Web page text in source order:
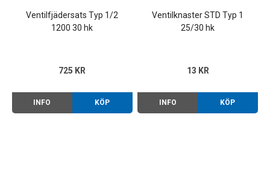
Ventilfjädersats Typ 1/2
1200 30 hk
725 KR
INFO KÖP
Ventilknaster STD Typ 1
25/30 hk
13 KR
INFO KÖP